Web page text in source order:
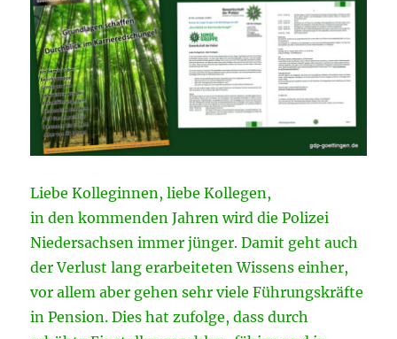
Liebe Kolleginnen, liebe Kollegen,
in den kommenden Jahren wird die Polizei
Niedersachsen immer jünger. Damit geht auch
der Verlust lang erarbeiteten Wissens einher,
vor allem aber gehen sehr viele Führungskräfte
in Pension. Dies hat zufolge, dass durch